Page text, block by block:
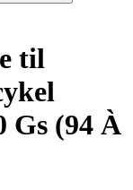
til
Gs (94 À